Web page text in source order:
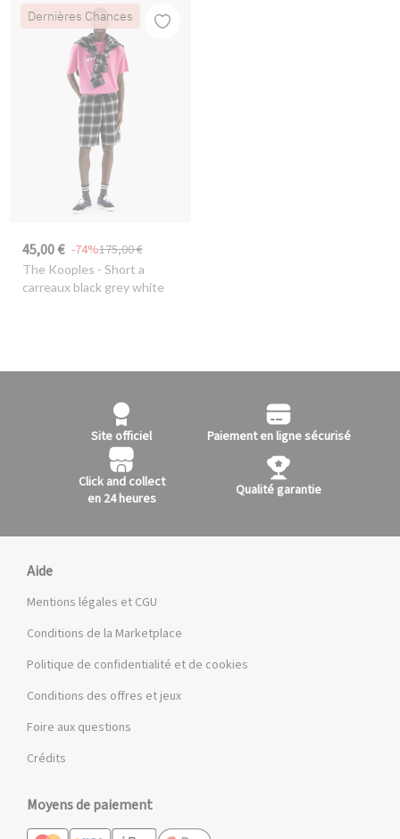
Dernières Chances
45,00 € 175,00 €
-74%
The Kooples - Short a
carreaux black grey white
Site officiel Paiement en ligne sécurisé
Click and collect
en 24 heures
Qualité garantie
Aide
Mentions légales et CGU
Conditions de la Marketplace
Politique de confidentialité et de cookies
Conditions des offres et jeux
Foire aux questions
Crédits
Moyens de paiement